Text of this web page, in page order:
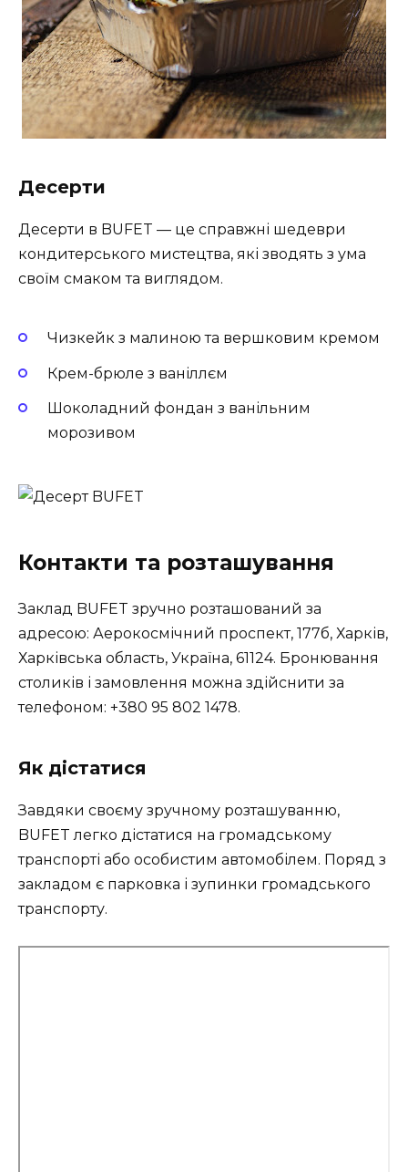
Десерти
Десерти в BUFET — це справжні шедеври
кондитерського мистецтва, які зводять з ума
своїм смаком та виглядом.
Чизкейк з малиною та вершковим кремом
Крем-брюле з ваніллєм
Шоколадний фондан з ванільним
морозивом
Контакти та розташування
Заклад BUFET зручно розташований за
адресою: Аерокосмічний проспект, 177б, Харків,
Харківська область, Україна, 61124. Бронювання
столиків і замовлення можна здійснити за
телефоном: +380 95 802 1478.
Як дістатися
Завдяки своєму зручному розташуванню,
BUFET легко дістатися на громадському
транспорті або особистим автомобілем. Поряд з
закладом є парковка і зупинки громадського
транспорту.